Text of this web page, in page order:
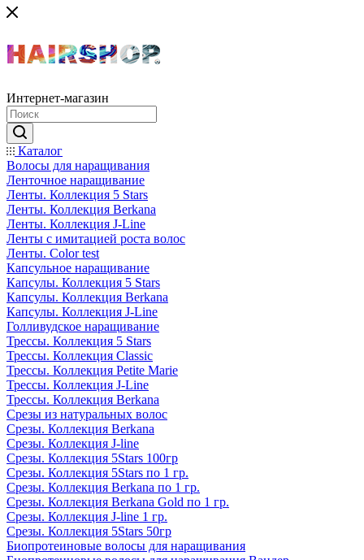
Интернет-магазин
Каталог
Волосы для наращивания
Ленточное наращивание
Ленты. Коллекция 5 Stars
Ленты. Коллекция Berkana
Ленты. Коллекция J-Line
Ленты с имитацией роста волос
Ленты. Color test
Капсульное наращивание
Капсулы. Коллекция 5 Stars
Капсулы. Коллекция Berkana
Капсулы. Коллекция J-Line
Голливудское наращивание
Трессы. Коллекция 5 Stars
Трессы. Коллекция Classic
Трессы. Коллекция Petite Marie
Трессы. Коллекция J-Line
Трессы. Коллекция Berkana
Срезы из натуральных волос
Срезы. Коллекция Berkana
Срезы. Коллекция J-line
Срезы. Коллекция 5Stars 100гр
Срезы. Коллекция 5Stars по 1 гр.
Срезы. Коллекция Berkana по 1 гр.
Срезы. Коллекция Berkana Gold по 1 гр.
Срезы. Коллекция J-line 1 гр.
Срезы. Коллекция 5Stars 50гр
Биопротеиновые волосы для наращивания